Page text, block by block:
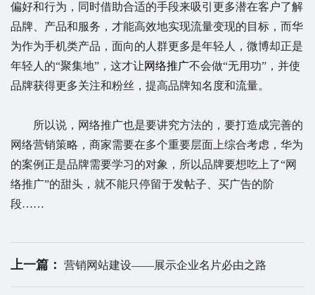
偏好和行为，同时借助合适的手段来吸引更多潜在客户了解
品牌、产品和服务，才能高效地实现流量变现的目标，而华
为作为手机类产品，面向的人群更多是年轻人，微博却正是
年轻人的“聚集地”，这才让网络推广不会做“无用功”，并使
品牌获得更多关注和粉丝，提高品牌知名度和流量。
所以说，网络推广也是要讲究方法的，要打造成完善的
网络营销策略，商家需要在多个重要层面上综合考虑，华为
的案例正是品牌需要学习的对象，所以品牌要想吃上了“网
络推广”的甜头，就不能只停留于发帖子、买广告的阶
段……
上一篇： 营销网站建设——展示企业名片必由之路